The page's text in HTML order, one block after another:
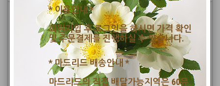
Sweet Story about Plum
Rich with vitamins, plums improve blood circulation and keep your skin
firm. It also contains pyruvate, which has a detoxification effect that is
beneficial to the liver. Its weak alkalinity can also improve your
constitution. Containing organic acids such as citric acid and malic acid,
green plums also relieve fatigue.
Maturing and Cold Filtration of Premium Quality Green Plum
* 이용안내 *
회원가입 후 로그인을 하시면 가격 확인
및 주문결제를 진행하실 수 있습니다.
* 마드리드 배송안내 *
마드리드의 직접 배달가능지역은 60유